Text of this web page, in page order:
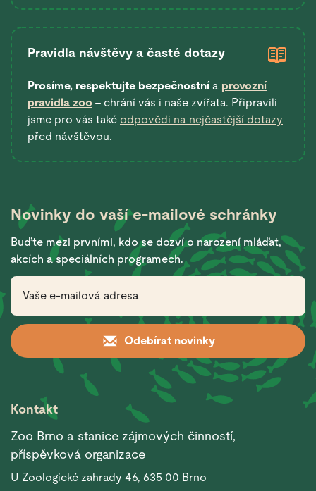
Pravidla návštěvy a časté dotazy
Prosíme, respektujte bezpečnostní a provozní
pravidla zoo – chrání vás i naše zvířata. Připravili
jsme pro vás také odpovědi na nejčastější dotazy
před návštěvou.
Novinky do vašíe-mailové schránky
Buďte mezi prvními, kdo se dozví o narození mláďat,
akcích a speciálních programech.
Odebírat novinky
Kontakt
Zoo Brno a stanice zájmových činností,
příspěvková organizace
U Zoologické zahrady 46, 635 00 Brno